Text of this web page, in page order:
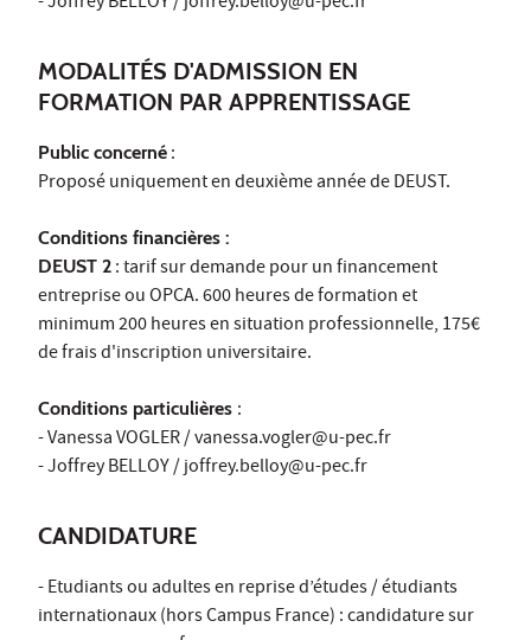
MODALITÉS D'ADMISSION EN
FORMATION PAR APPRENTISSAGE
Public concerné :
Proposé uniquement en deuxième année de DEUST.
Conditions financières :
DEUST 2 : tarif sur demande pour un financement
entreprise ou OPCA. 600 heures de formation et
minimum 200 heures en situation professionnelle, 175€
de frais d'inscription universitaire.
Conditions particulières :
- Vanessa VOGLER / vanessa.vogler@u-pec.fr
- Joffrey BELLOY / joffrey.belloy@u-pec.fr
CANDIDATURE
- Etudiants ou adultes en reprise d’études / étudiants
internationaux (hors Campus France) : candidature sur